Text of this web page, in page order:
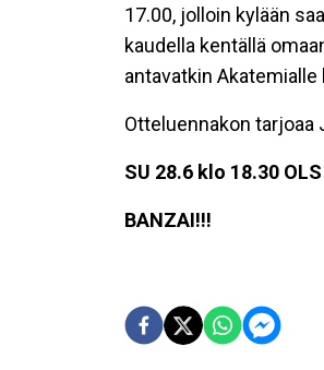
17.00, jolloin kylään
kaudella kentällä
antavatkin
Otteluennakon tarjoaa
SU 28.6 klo 18.30
BANZAI!!!